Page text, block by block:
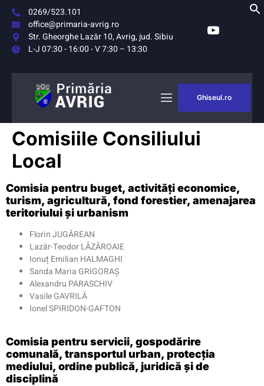
0269/523.101
office@primaria-avrig.ro
Str. Gheorghe Lazăr 10, Avrig, jud. Sibiu
L-J 07:30 - 16:00 - V 7:30 – 13:30
MONITORUL
OFICIAL LOCAL
Ghiseul.ro
Comisiile Consiliului
Local
Comisia pentru buget, activități economice,
turism, agricultură, fond forestier, amenajarea
teritoriului și urbanism
Florin JUGĂREAN
Lazăr-Teodor LĂZĂROAIE
Ionuț Emilian HALMAGHI
Sanda Maria GRIGORAȘ
Alexandru PARASCHIV
Vasile GAVRILĂ
Ionel SPIRIDON-GAFTON
Comisia pentru servicii, gospodărire
comunală, transportul urban, protecția
mediului, ordine publică, juridică și de
disciplină